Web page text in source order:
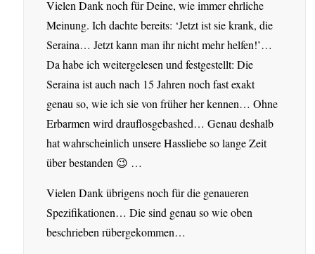
Vielen Dank noch für Deine, wie immer ehrliche
Meinung. Ich dachte bereits: ‘Jetzt ist sie krank, die
Seraina… Jetzt kann man ihr nicht mehr helfen!’…
Da habe ich weitergelesen und festgestellt: Die
Seraina ist auch nach 15 Jahren noch fast exakt
genau so, wie ich sie von früher her kennen… Ohne
Erbarmen wird drauflosgebashed… Genau deshalb
hat wahrscheinlich unsere Hassliebe so lange Zeit
über bestanden 😉 …
Vielen Dank übrigens noch für die genaueren
Spezifikationen… Die sind genau so wie oben
beschrieben rübergekommen…